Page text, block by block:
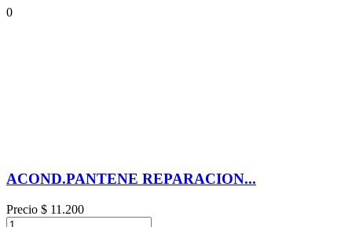
0
ACOND.PANTENE REPARACION...
Precio $ 11.200